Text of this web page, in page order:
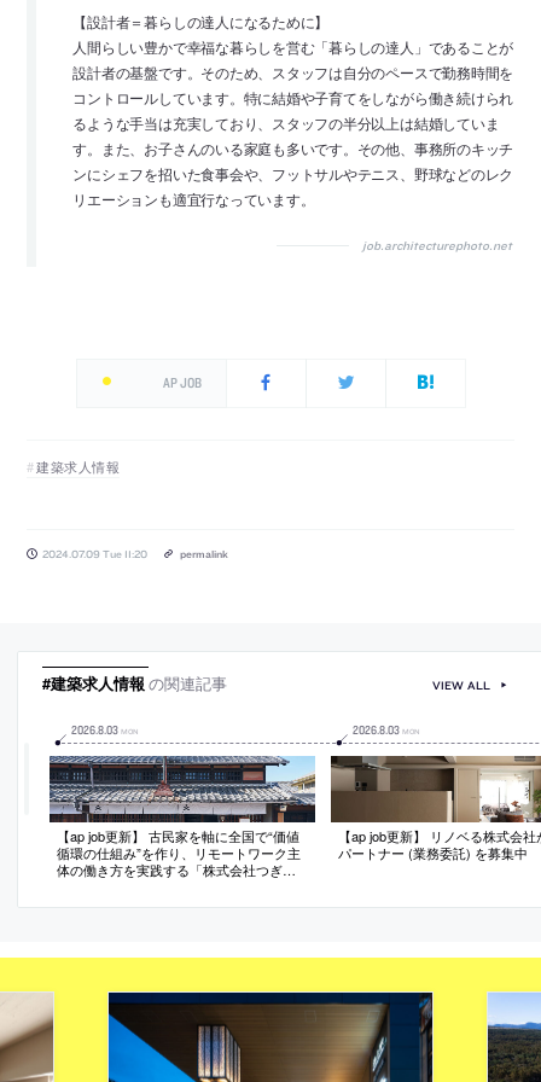
【設計者＝暮らしの達人になるために】
人間らしい豊かで幸福な暮らしを営む「暮らしの達人」であることが
設計者の基盤です。そのため、スタッフは自分のペースで勤務時間を
コントロールしています。特に結婚や子育てをしながら働き続けられ
るような手当は充実しており、スタッフの半分以上は結婚していま
す。また、お子さんのいる家庭も多いです。その他、事務所のキッチ
ンにシェフを招いた食事会や、フットサルやテニス、野球などのレク
リエーションも適宜行なっています。
job.architecturephoto.net
AP JOB
建築求人情報
2024.07.09 Tue 11:20 permalink
#建築求人情報 の関連記事
2026.8.03 MON
【ap job更新】 古民家を軸に全国で“価値
循環の仕組み”を作り、リモートワーク主
体の働き方を実践する「株式会社つぎ
を募集中
2026.8.03 MON
【ap job更新】 リノベる株式会
パートナー (業務委託) を募集中
VIEW ALL